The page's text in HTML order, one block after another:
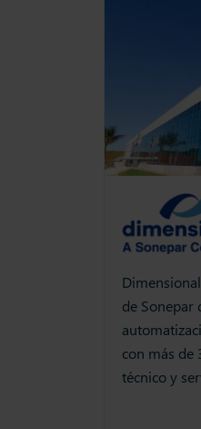
de Sonepar
con más de
técnico y